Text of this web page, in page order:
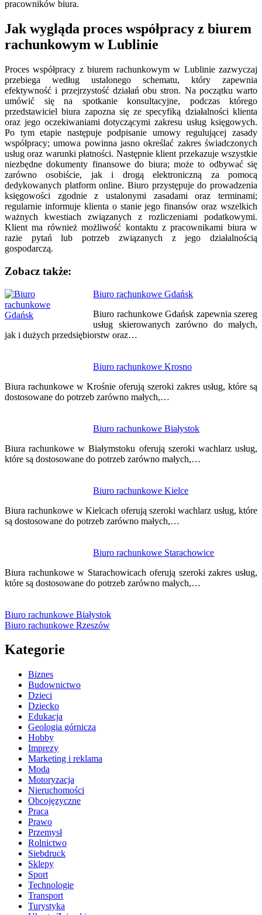
pracowników biura.
Jak wygląda proces współpracy z biurem
rachunkowym w Lublinie
Proces współpracy z biurem rachunkowym w Lublinie zazwyczaj
przebiega według ustalonego schematu, który zapewnia
efektywność i przejrzystość działań obu stron. Na początku warto
umówić się na spotkanie konsultacyjne, podczas którego
przedstawiciel biura zapozna się ze specyfiką działalności klienta
oraz jego oczekiwaniami dotyczącymi zakresu usług księgowych.
Po tym etapie następuje podpisanie umowy regulującej zasady
współpracy; umowa powinna jasno określać zakres świadczonych
usług oraz warunki płatności. Następnie klient przekazuje wszystkie
niezbędne dokumenty finansowe do biura; może to odbywać się
zarówno osobiście, jak i drogą elektroniczną za pomocą
dedykowanych platform online. Biuro przystępuje do prowadzenia
księgowości zgodnie z ustalonymi zasadami oraz terminami;
regularnie informuje klienta o stanie jego finansów oraz wszelkich
ważnych kwestiach związanych z rozliczeniami podatkowymi.
Klient ma również możliwość kontaktu z pracownikami biura w
razie pytań lub potrzeb związanych z jego działalnością
gospodarczą.
Zobacz także:
Biuro rachunkowe Gdańsk
Biuro rachunkowe Gdańsk zapewnia szereg
usług skierowanych zarówno do małych,
jak i dużych przedsiębiorstw oraz…
Biuro rachunkowe Krosno
Biura rachunkowe w Krośnie oferują szeroki zakres usług, które są
dostosowane do potrzeb zarówno małych,…
Biuro rachunkowe Białystok
Biura rachunkowe w Białymstoku oferują szeroki wachlarz usług,
które są dostosowane do potrzeb zarówno małych,…
Biuro rachunkowe Kielce
Biura rachunkowe w Kielcach oferują szeroki wachlarz usług, które
są dostosowane do potrzeb zarówno małych,…
Biuro rachunkowe Starachowice
Biura rachunkowe w Starachowicach oferują szeroki zakres usług,
które są dostosowane do potrzeb zarówno małych,…
Nawigacja
wpisu
Biuro rachunkowe Białystok
Biuro rachunkowe Rzeszów
Kategorie
Biznes
Budownictwo
Dzieci
Dziecko
Edukacja
Geologia górnicza
Hobby
Imprezy
Marketing i reklama
Moda
Motoryzacja
Nieruchomości
Obcojęzyczne
Praca
Prawo
Przemysł
Rolnictwo
Siebdruck
Sklepy
Sport
Technologie
Transport
Turystyka